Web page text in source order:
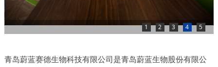
1 2 3 4 5
青岛蔚蓝赛德生物科技有限公司是青岛蔚蓝生物股份有限公